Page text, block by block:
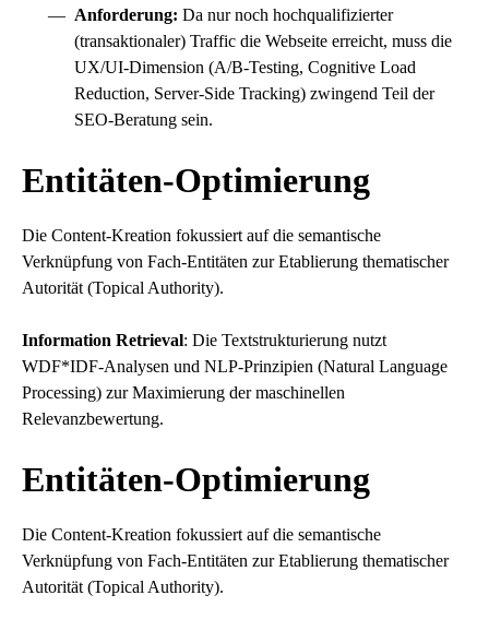
Anforderung: Da nur noch hochqualifizierter
(transaktionaler) Traffic die Webseite erreicht, muss die
UX/UI-Dimension (A/B-Testing, Cognitive Load
Reduction, Server-Side Tracking) zwingend Teil der
SEO-Beratung sein.
Entitäten-Optimierung
Die Content-Kreation fokussiert auf die semantische
Verknüpfung von Fach-Entitäten zur Etablierung thematischer
Autorität (Topical Authority).
Information Retrieval: Die Textstrukturierung nutzt
WDF*IDF-Analysen und NLP-Prinzipien (Natural Language
Processing) zur Maximierung der maschinellen
Relevanzbewertung.
Entitäten-Optimierung
Die Content-Kreation fokussiert auf die semantische
Verknüpfung von Fach-Entitäten zur Etablierung thematischer
Autorität (Topical Authority).